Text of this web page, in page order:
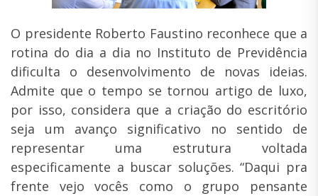
O presidente Roberto Faustino reconhece que a
rotina do dia a dia no Instituto de Previdência
dificulta o desenvolvimento de novas ideias.
Admite que o tempo se tornou artigo de luxo,
por isso, considera que a criação do escritório
seja um avanço significativo no sentido de
representar uma estrutura voltada
especificamente a buscar soluções. “Daqui pra
frente vejo vocês como o grupo pensante